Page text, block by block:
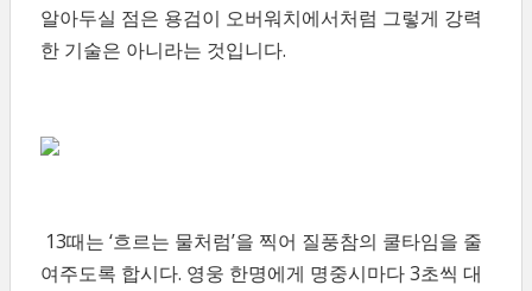
알아두실 점은 용검이 오버워치에서처럼 그렇게 강력
한 기술은 아니라는 것입니다.
13때는 ‘흐르는 물처럼’을 찍어 질풍참의 쿨타임을 줄
여주도록 합시다. 영웅 한명에게 명중시마다 3초씩 대